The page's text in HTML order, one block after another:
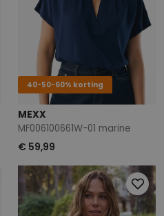
40-50-60% korting
MEXX
MF006100661W-01 marine
€ 59,99